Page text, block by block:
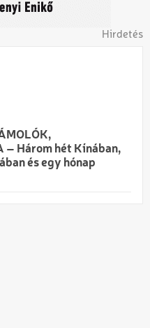
Hirdetés
– Három hét Kínában,
és egy hónap